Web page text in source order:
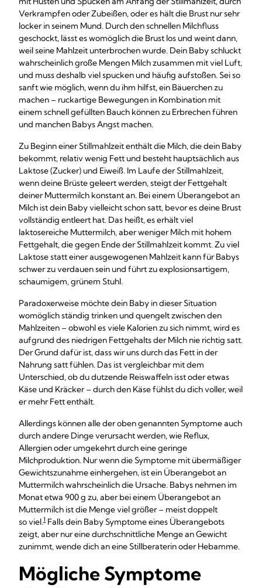
Verkrampfen oder Zubeißen, oder es hält die Brust nur sehr
locker in seinem Mund. Durch den schnellen Milchfluss
geschockt, lässt es womöglich die Brust los und weint dann,
weil seine Mahlzeit unterbrochen wurde. Dein Baby schluckt
wahrscheinlich große Mengen Milch zusammen mit viel Luft,
und muss deshalb viel spucken und häufig aufstoßen. Sei so
sanft wie möglich, wenn du ihm hilfst, ein Bäuerchen zu
machen – ruckartige Bewegungen in Kombination mit
einem schnell gefüllten Bauch können zu Erbrechen führen
und manchen Babys Angst machen.
Zu Beginn einer Stillmahlzeit enthält die Milch, die dein Baby
bekommt, relativ wenig Fett und besteht hauptsächlich aus
Laktose (Zucker) und Eiweiß. Im Laufe der Stillmahlzeit,
wenn deine Brüste geleert werden, steigt der Fettgehalt
deiner Muttermilch konstant an. Bei einem Überangebot an
Milch ist dein Baby vielleicht schon satt, bevor es deine Brust
vollständig entleert hat. Das heißt, es erhält viel
laktosereiche Muttermilch, aber weniger Milch mit hohem
Fettgehalt, die gegen Ende der Stillmahlzeit kommt. Zu viel
Laktose statt einer ausgewogenen Mahlzeit kann für Babys
schwer zu verdauen sein und führt zu explosionsartigem,
schaumigem, grünem Stuhl.
Paradoxerweise möchte dein Baby in dieser Situation
womöglich ständig trinken und quengelt zwischen den
Mahlzeiten – obwohl es viele Kalorien zu sich nimmt, wird es
aufgrund des niedrigen Fettgehalts der Milch nie richtig satt.
Der Grund dafür ist, dass wir uns durch das Fett in der
Nahrung satt fühlen. Das ist vergleichbar mit dem
Unterschied, ob du dutzende Reiswaffeln isst oder etwas
Käse und Kräcker – durch den Käse fühlst du dich voller, weil
er mehr Fett enthält.
Allerdings können alle der oben genannten Symptome auch
durch andere Dinge verursacht werden, wie Reflux,
Allergien oder umgekehrt durch eine geringe
Milchproduktion. Nur wenn die Symptome mit übermäßiger
Gewichtszunahme einhergehen, ist ein Überangebot an
Muttermilch wahrscheinlich die Ursache. Babys nehmen im
Monat etwa 900 g zu, aber bei einem Überangebot an
Muttermilch ist die Menge viel größer – meist doppelt
so viel.1 Falls dein Baby Symptome eines Überangebots
zeigt, aber nur eine durchschnittliche Menge an Gewicht
zunimmt, wende dich an eine Stillberaterin oder Hebamme.
Mögliche Symptome